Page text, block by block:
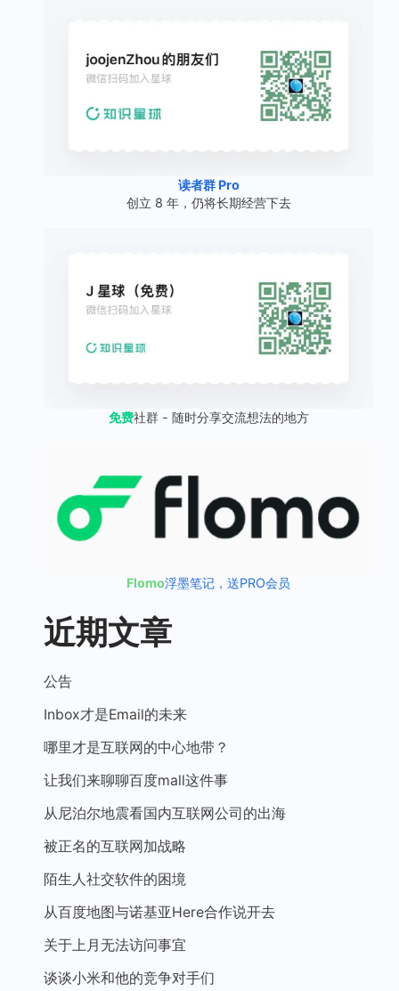
读者群 Pro
创立 8 年，仍将长期经营下去
免费社群 - 随时分享交流想法的地方
Flomo浮墨笔记，送PRO会员
近期文章
公告
Inbox才是Email的未来
哪里才是互联网的中心地带？
让我们来聊聊百度mall这件事
从尼泊尔地震看国内互联网公司的出海
被正名的互联网加战略
陌生人社交软件的困境
从百度地图与诺基亚Here合作说开去
关于上月无法访问事宜
谈谈小米和他的竞争对手们